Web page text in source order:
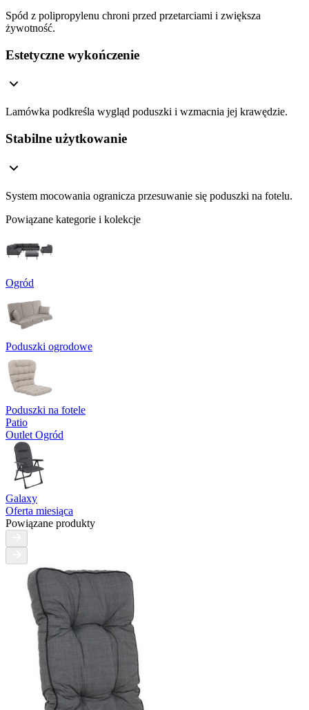
Spód z polipropylenu chroni przed przetarciami i zwiększa
żywotność.
Estetyczne wykończenie
Lamówka podkreśla wygląd poduszki i wzmacnia jej krawędzie.
Stabilne użytkowanie
System mocowania ogranicza przesuwanie się poduszki na fotelu.
Powiązane kategorie i kolekcje
Ogród
Poduszki ogrodowe
Poduszki na fotele
Patio
Outlet Ogród
Galaxy
Oferta miesiąca
Powiązane produkty